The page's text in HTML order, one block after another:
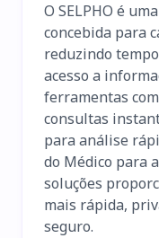
O SELPHO é
concebida para
reduzindo
acesso a
ferramentas
consultas
para análise
do Médico para
soluções
mais rápida,
seguro.